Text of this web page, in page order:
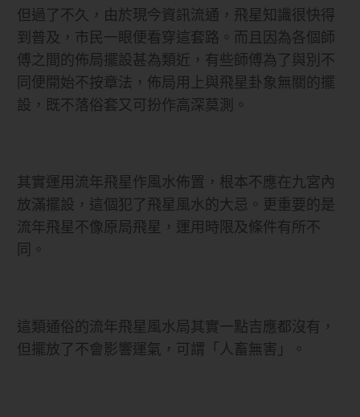
但過了不久，由於現今資訊流通，飛星知識很快得
到普及，市民一眼便看穿這套路。而且因為各個師
傅之間的佈局擺設甚為類近，有些師傅為了與別不
同便開始不按章法，佈局用上與飛星卦象無關的擺
設，既不落俗套又可扮作高深莫測。
其實運用流年飛星作風水佈置，根本不應在九宮內
放滿擺設，這個犯了飛星風水的大忌。更重要的是
流年飛星不像原局飛星，運用時限及條件有所不
同。
這類通俗的流年飛星風水局其實一點吉應都沒有，
但擺放了不會影響運氣，可謂「人畜無害」。